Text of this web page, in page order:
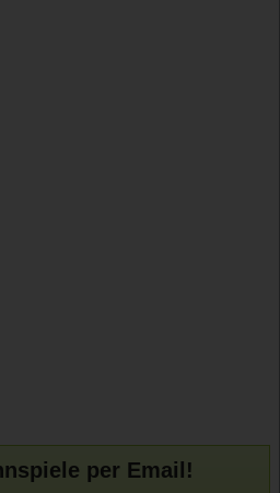
per Email!